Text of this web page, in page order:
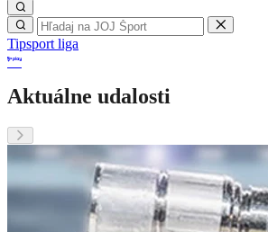
Tipsport liga
Aktuálne udalosti